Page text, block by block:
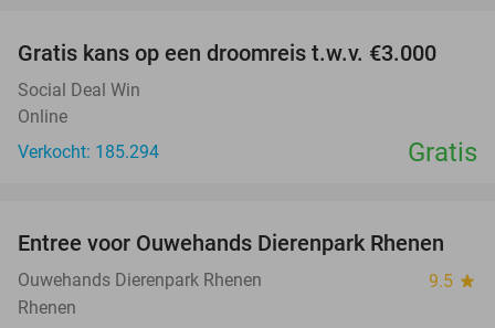
Gratis kans op een droomreis t.w.v. €3.000
Social Deal Win
Online
Verkocht: 185.294
Gratis
19%
Entree voor Ouwehands Dierenpark Rhenen
Ouwehands Dierenpark Rhenen 9.5 star
Rhenen